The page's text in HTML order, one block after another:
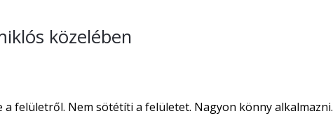
közelében
felületről. Nem sötétíti a felületet. Nagyon könny alkalmazni.